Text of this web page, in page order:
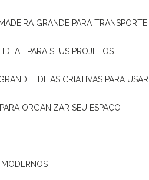
MADEIRA GRANDE PARA TRANSPORTE
PARA SEUS PROJETOS
IDEIAS CRIATIVAS PARA USAR
ORGANIZAR SEU ESPAÇO